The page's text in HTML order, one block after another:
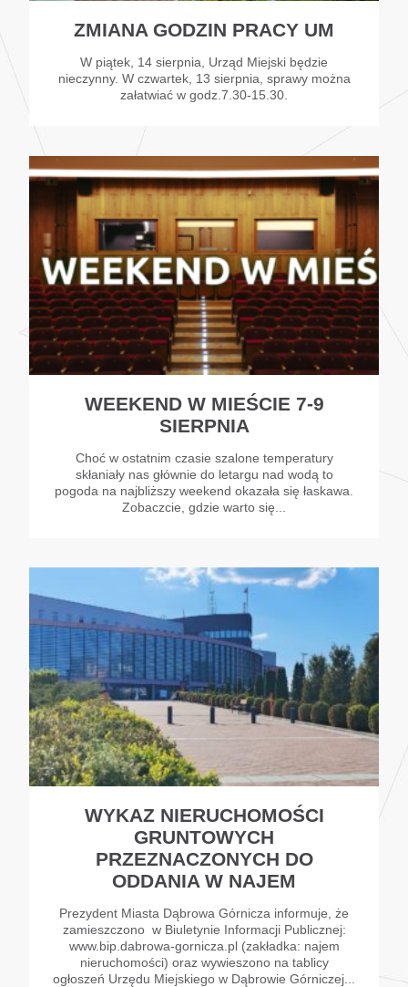
ZMIANA GODZIN PRACY UM
W piątek, 14 sierpnia, Urząd Miejski będzie
nieczynny. W czwartek, 13 sierpnia, sprawy można
załatwiać w godz.7.30-15.30.
WEEKEND W MIEŚCIE 7-9
SIERPNIA
Choć w ostatnim czasie szalone temperatury
skłaniały nas głównie do letargu nad wodą to
pogoda na najbliższy weekend okazała się łaskawa.
Zobaczcie, gdzie warto się...
WYKAZ NIERUCHOMOŚCI
GRUNTOWYCH
PRZEZNACZONYCH DO
ODDANIA W NAJEM
Prezydent Miasta Dąbrowa Górnicza informuje, że
zamieszczono w Biuletynie Informacji Publicznej:
www.bip.dabrowa-gornicza.pl (zakładka: najem
nieruchomości) oraz wywieszono na tablicy
ogłoszeń Urzędu Miejskiego w Dąbrowie Górniczej...